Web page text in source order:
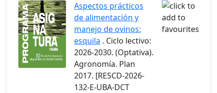
Aspectos prácticos
de alimentación y
manejo de ovinos:
esquila . Ciclo lectivo:
2026-2030. (Optativa).
Agronomía. Plan
2017. [RESCD-2026-
132-E-UBA-DCT